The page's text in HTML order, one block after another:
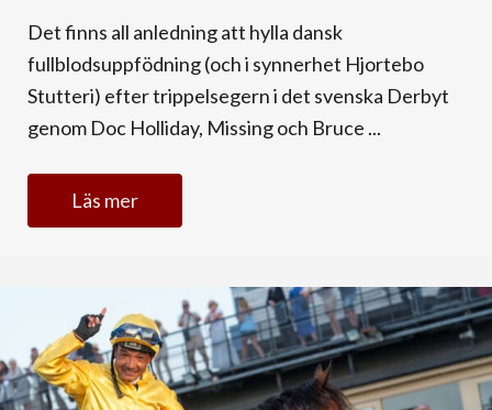
Det finns all anledning att hylla dansk
fullblodsuppfödning (och i synnerhet Hjortebo
Stutteri) efter trippelsegern i det svenska Derbyt
genom Doc Holliday, Missing och Bruce ...
Läs mer